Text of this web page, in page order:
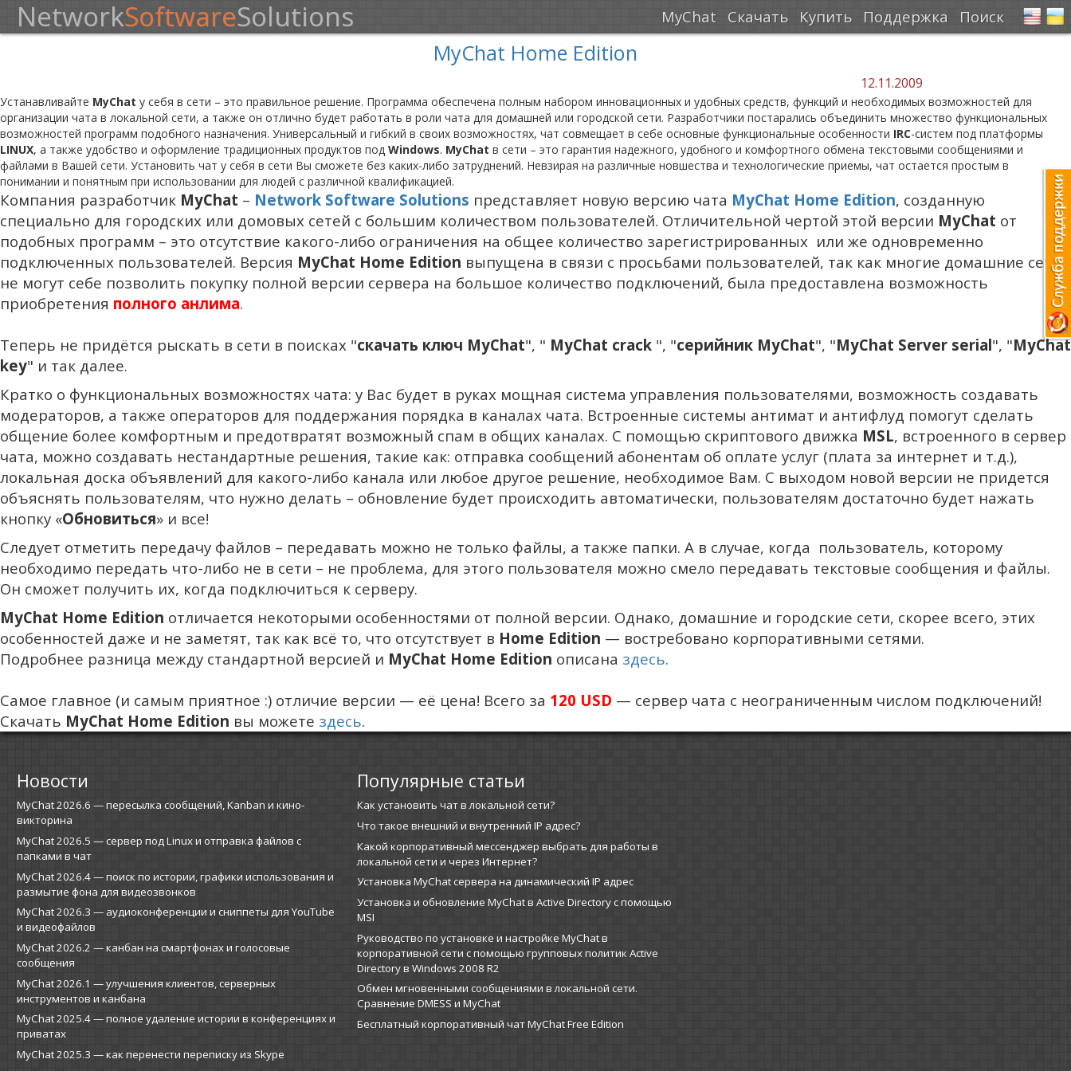
NetworkSoftwareSolutions MyChat Скачать Купить Поддержка Поиск
MyChat Home Edition
12.11.2009
Устанавливайте MyChat у себя в сети – это правильное решение. Программа обеспечена полным набором инновационных и удобных средств, функций и необходимых возможностей для
организации чата в локальной сети, а также он отлично будет работать в роли чата для домашней или городской сети. Разработчики постарались объединить множество функциональных
возможностей программ подобного назначения. Универсальный и гибкий в своих возможностях, чат совмещает в себе основные функциональные особенности IRC-систем под платформы
LINUX, а также удобство и оформление традиционных продуктов под Windows. MyChat в сети – это гарантия надежного, удобного и комфортного обмена текстовыми сообщениями и
файлами в Вашей сети. Установить чат у себя в сети Вы сможете без каких-либо затруднений. Невзирая на различные новшества и технологические приемы, чат остается простым в
понимании и понятным при использовании для людей с различной квалификацией.
Компания разработчик MyChat – Network Software Solutions представляет новую версию чата MyChat Home Edition, созданную
специально для городских или домовых сетей с большим количеством пользователей. Отличительной чертой этой версии MyChat от
подобных программ – это отсутствие какого-либо ограничения на общее количество зарегистрированных или же одновременно
подключенных пользователей. Версия MyChat Home Edition выпущена в связи с просьбами пользователей, так как многие домашние сети
не могут себе позволить покупку полной версии сервера на большое количество подключений, была предоставлена возможность
приобретения полного анлима.
Теперь не придётся рыскать в сети в поисках "скачать ключ MyChat", " MyChat crack ", "серийник MyChat", "MyChat Server serial", "MyChat
key" и так далее.
Кратко о функциональных возможностях чата: у Вас будет в руках мощная система управления пользователями, возможность создавать
модераторов, а также операторов для поддержания порядка в каналах чата. Встроенные системы антимат и антифлуд помогут сделать
общение более комфортным и предотвратят возможный спам в общих каналах. С помощью скриптового движка MSL, встроенного в сервер
чата, можно создавать нестандартные решения, такие как: отправка сообщений абонентам об оплате услуг (плата за интернет и т.д.),
локальная доска объявлений для какого-либо канала или любое другое решение, необходимое Вам. С выходом новой версии не придется
объяснять пользователям, что нужно делать – обновление будет происходить автоматически, пользователям достаточно будет нажать
кнопку «Обновиться» и все!
Следует отметить передачу файлов – передавать можно не только файлы, а также папки. А в случае, когда пользователь, которому
необходимо передать что-либо не в сети – не проблема, для этого пользователя можно смело передавать текстовые сообщения и файлы.
Он сможет получить их, когда подключиться к серверу.
MyChat Home Edition отличается некоторыми особенностями от полной версии. Однако, домашние и городские сети, скорее всего, этих
особенностей даже и не заметят, так как всё то, что отсутствует в Home Edition — востребовано корпоративными сетями.
Подробнее разница между стандартной версией и MyChat Home Edition описана здесь.
Самое главное (и самым приятное :) отличие версии — её цена! Всего за 120 USD — сервер чата с неограниченным числом подключений!
Скачать MyChat Home Edition вы можете здесь.
Новости
MyChat 2026.6 — пересылка сообщений, Kanban и кино-
викторина
MyChat 2026.5 — сервер под Linux и отправка файлов с
папками в чат
MyChat 2026.4 — поиск по истории, графики использования и
размытие фона для видеозвонков
MyChat 2026.3 — аудиоконференции и сниппеты для YouTube
и видеофайлов
MyChat 2026.2 — канбан на смартфонах и голосовые
сообщения
MyChat 2026.1 — улучшения клиентов, серверных
инструментов и канбана
MyChat 2025.4 — полное удаление истории в конференциях и
приватах
MyChat 2025.3 — как перенести переписку из Skype
Популярные статьи
Как установить чат в локальной сети?
Что такое внешний и внутренний IP адрес?
Какой корпоративный мессенджер выбрать для работы в
локальной сети и через Интернет?
Установка MyChat сервера на динамический IP адрес
Установка и обновление MyChat в Active Directory с помощью
MSI
Руководство по установке и настройке MyChat в
корпоративной сети с помощью групповых политик Active
Directory в Windows 2008 R2
Обмен мгновенными сообщениями в локальной сети.
Сравнение DMESS и MyChat
Бесплатный корпоративный чат MyChat Free Edition